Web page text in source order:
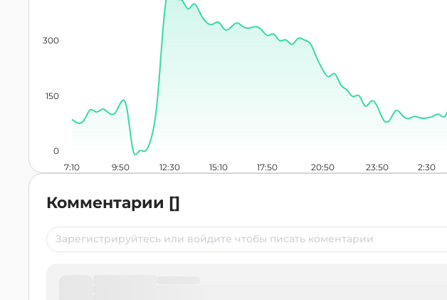
7:10 9:50 12:30 15:10 17:50 20:50 23:50 2:30
0
150
300
Комментарии []